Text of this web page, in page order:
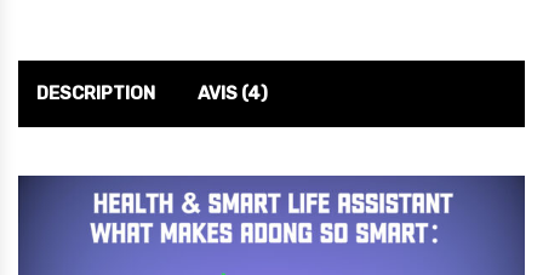
DESCRIPTION AVIS (4)